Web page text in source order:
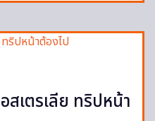
สเตรเลีย ทริปหน้า